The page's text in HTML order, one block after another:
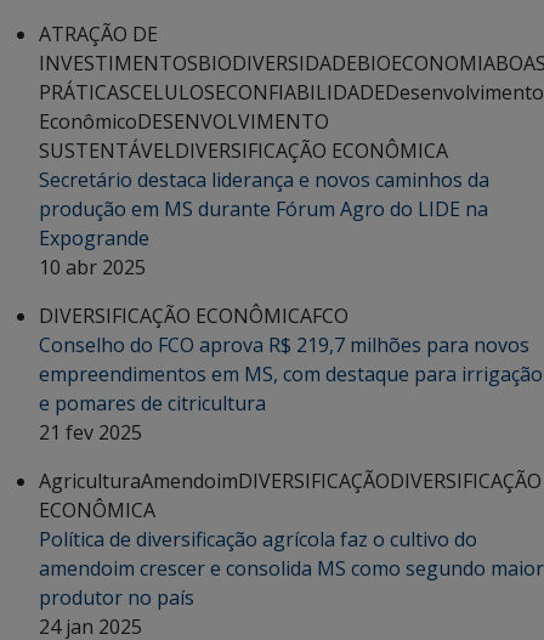
ATRAÇÃO DE
INVESTIMENTOSBIODIVERSIDADEBIOECONOMIA
PRÁTICASCELULOSECONFIABILIDADEDesenvolvimento
EconômicoDESENVOLVIMENTO
SUSTENTÁVELDIVERSIFICAÇÃO ECONÔMICA
Secretário destaca liderança e novos caminhos da
produção em MS durante Fórum Agro do LIDE na
Expogrande
10 abr 2025
DIVERSIFICAÇÃO ECONÔMICAFCO
Conselho do FCO aprova R$ 219,7 milhões para novos
empreendimentos em MS, com destaque para irrigação
e pomares de citricultura
21 fev 2025
AgriculturaAmendoimDIVERSIFICAÇÃODIVERSIFICAÇÃO
ECONÔMICA
Política de diversificação agrícola faz o cultivo do
amendoim crescer e consolida MS como segundo maior
produtor no país
24 jan 2025